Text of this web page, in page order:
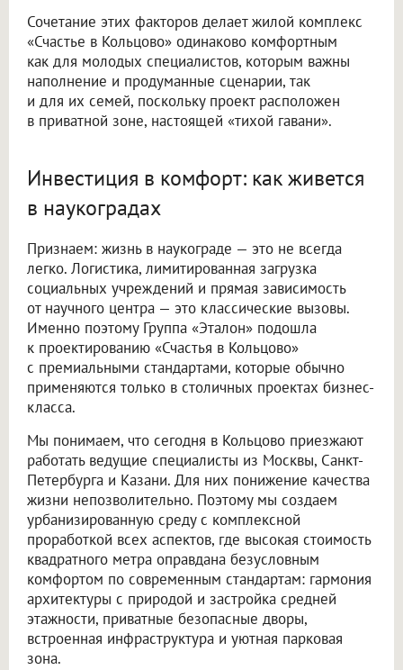
Сочетание этих факторов делает жилой комплекс
«Счастье в Кольцово» одинаково комфортным
как для молодых специалистов, которым важны
наполнение и продуманные сценарии, так
и для их семей, поскольку проект расположен
в приватной зоне, настоящей «тихой гавани».
Инвестиция в комфорт: как живется
в наукоградах
Признаем: жизнь в наукограде — это не всегда
легко. Логистика, лимитированная загрузка
социальных учреждений и прямая зависимость
от научного центра — это классические вызовы.
Именно поэтому Группа «Эталон» подошла
к проектированию «Счастья в Кольцово»
с премиальными стандартами, которые обычно
применяются только в столичных проектах бизнес-
класса.
Мы понимаем, что сегодня в Кольцово приезжают
работать ведущие специалисты из Москвы, Санкт-
Петербурга и Казани. Для них понижение качества
жизни непозволительно. Поэтому мы создаем
урбанизированную среду с комплексной
проработкой всех аспектов, где высокая стоимость
квадратного метра оправдана безусловным
комфортом по современным стандартам: гармония
архитектуры с природой и застройка средней
этажности, приватные безопасные дворы,
встроенная инфраструктура и уютная парковая
зона.